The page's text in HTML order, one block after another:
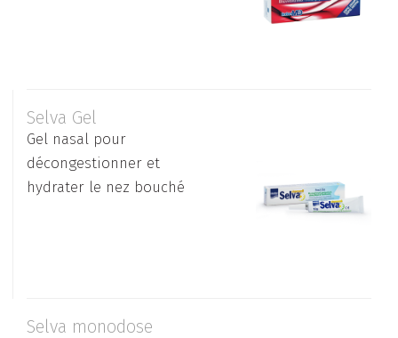
Selva Gel
Gel nasal pour
décongestionner et
hydrater le nez bouché
Selva monodose